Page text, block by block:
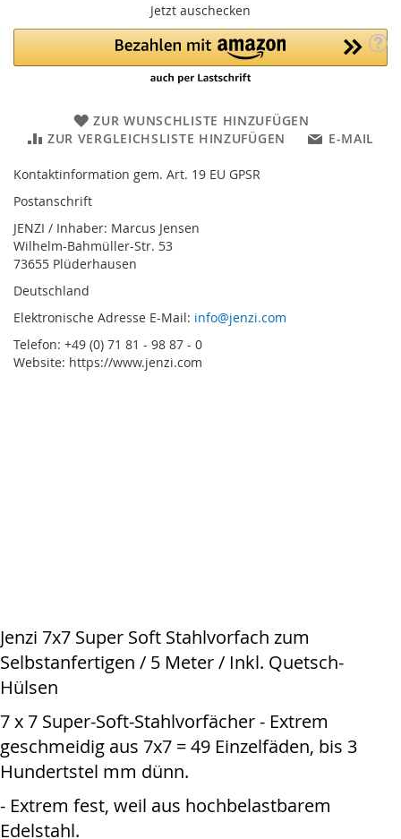
Jetzt auschecken
ZUR WUNSCHLISTE HINZUFÜGEN
ZUR VERGLEICHSLISTE HINZUFÜGEN
E-MAIL
Kontaktinformation gem. Art. 19 EU GPSR
Postanschrift
JENZI / Inhaber: Marcus Jensen
Wilhelm-Bahmüller-Str. 53
73655 Plüderhausen
Deutschland
Elektronische Adresse E-Mail: info@jenzi.com
Telefon: +49 (0) 71 81 - 98 87 - 0
Website: https://www.jenzi.com
Jenzi 7x7 Super Soft Stahlvorfach zum
Selbstanfertigen / 5 Meter / Inkl. Quetsch-
Hülsen
7 x 7 Super-Soft-Stahlvorfächer - Extrem
geschmeidig aus 7x7 = 49 Einzelfäden, bis 3
Hundertstel mm dünn.
- Extrem fest, weil aus hochbelastbarem
Edelstahl.